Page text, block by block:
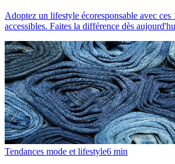
Adoptez un lifestyle écoresponsable avec ces
accessibles. Faites la différence dès
Tendances mode et lifestyle6 min